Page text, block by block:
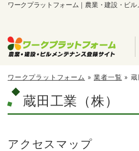
ワークプラットフォーム｜農業・建設・ビ
ワークプラットフォーム »業者一覧 » 蔵
蔵田工業（株）
アクセスマップ